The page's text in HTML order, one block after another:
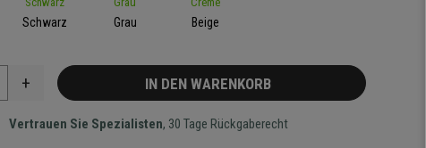
Schwarz Grau Beige
+ IN DEN WARENKORB
Vertrauen Sie Spezialisten, 30 Tage Rückgaberecht